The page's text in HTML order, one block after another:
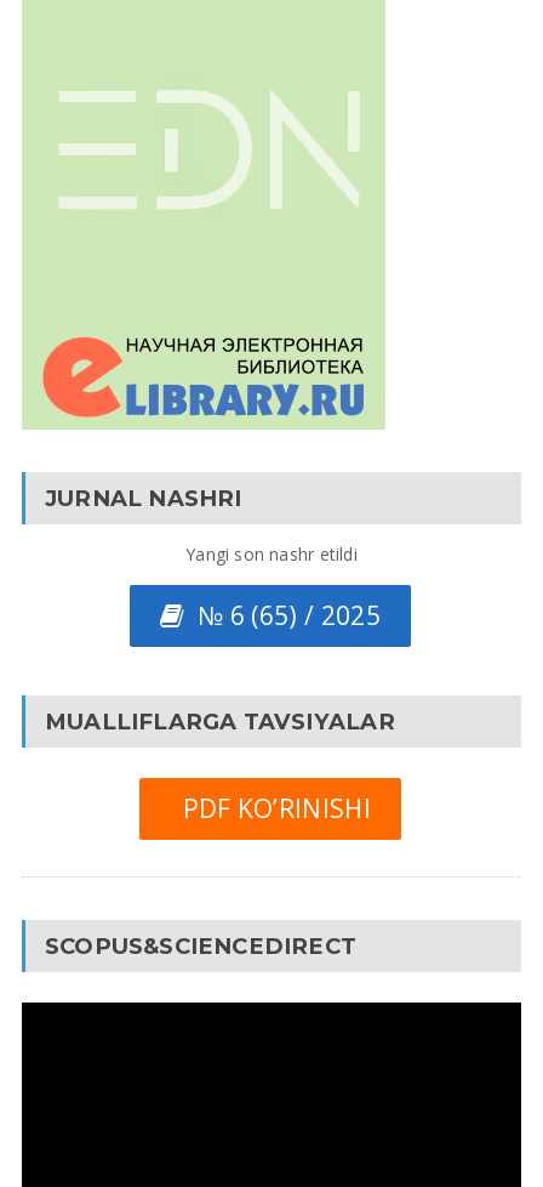
JURNAL NASHRI
Yangi son nashr etildi
№ 6 (65) / 2025
MUALLIFLARGA TAVSIYALAR
PDF KO’RINISHI
SCOPUS&SCIENCEDIRECT